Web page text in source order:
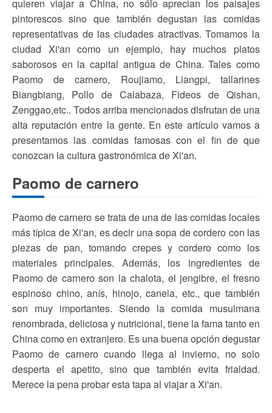
quieren viajar a China, no sólo aprecian los paisajes
pintorescos sino que también degustan las comidas
representativas de las ciudades atractivas. Tomamos la
ciudad Xi'an como un ejemplo, hay muchos platos
saborosos en la capital antigua de China. Tales como
Paomo de carnero, Roujiamo, Liangpi, tallarines
Biangbiang, Pollo de Calabaza, Fideos de Qishan,
Zenggao,etc.. Todos arriba mencionados disfrutan de una
alta reputación entre la gente. En este artículo vamos a
presentamos las comidas famosas con el fin de que
conozcan la cultura gastronómica de Xi'an.
Paomo de carnero
Paomo de carnero se trata de una de las comidas locales
más típica de Xi'an, es decir una sopa de cordero con las
piezas de pan, tomando crepes y cordero como los
materiales principales. Además, los ingredientes de
Paomo de carnero son la chalota, el jengibre, el fresno
espinoso chino, anís, hinojo, canela, etc., que también
son muy importantes. Siendo la comida musulmana
renombrada, deliciosa y nutricional, tiene la fama tanto en
China como en extranjero. Es una buena opción degustar
Paomo de carnero cuando llega al invierno, no solo
desperta el apetito, sino que también evita frialdad.
Merece la pena probar esta tapa al viajar a Xi'an.